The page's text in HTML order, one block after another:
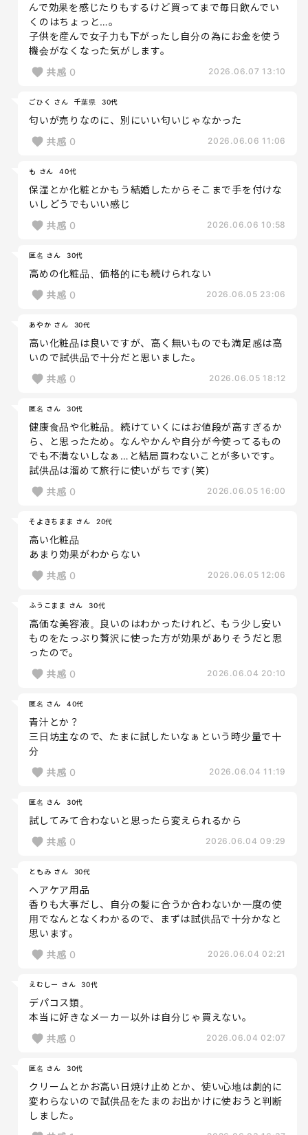
んで効果を感じたりもするけど買ってまで毎日飲んでい
くのはちょっと…。
子供を産んで女子力も下がったし自分の為にお金を使う
機会がなくなった気がします。
共感 0 2026.06.07 13:10
ごひく さん 千葉県 30代
匂いが売りなのに、別にいい匂いじゃなかった
共感 0 2026.06.06 11:06
も さん 40代
保湿とか化粧とかもう結婚したからそこまで手を付けな
いしどうでもいい感じ
共感 0 2026.06.06 10:58
匿名 さん 30代
高めの化粧品、価格的にも続けられない
共感 0 2026.06.05 23:06
あやか さん 30代
高い化粧品は良いですが、高く無いものでも満足感は高
いので試供品で十分だと思いました。
共感 0 2026.06.05 18:12
匿名 さん 30代
健康食品や化粧品。続けていくにはお値段が高すぎるか
ら、と思ったため。なんやかんや自分が今使ってるもの
でも不満ないしなぁ…と結局買わないことが多いです。
試供品は溜めて旅行に使いがちです(笑)
共感 0 2026.06.05 16:00
そよきちまま さん 20代
高い化粧品
あまり効果がわからない
共感 0 2026.06.05 12:06
ふうこまま さん 30代
高価な美容液。良いのはわかったけれど、もう少し安い
ものをたっぷり贅沢に使った方が効果がありそうだと思
ったので。
共感 0 2026.06.04 20:10
匿名 さん 40代
青汁とか？
三日坊主なので、たまに試したいなぁという時少量で十
分
共感 0 2026.06.04 11:19
匿名 さん 30代
試してみて合わないと思ったら変えられるから
共感 0 2026.06.04 09:29
ともみ さん 30代
ヘアケア用品
香りも大事だし、自分の髪に合うか合わないか一度の使
用でなんとなくわかるので、まずは試供品で十分かなと
思います。
共感 0 2026.06.04 02:21
えむしー さん 30代
デパコス類。
本当に好きなメーカー以外は自分じゃ買えない。
共感 0 2026.06.04 02:07
匿名 さん 30代
クリームとかお高い日焼け止めとか、使い心地は劇的に
変わらないので試供品をたまのお出かけに使おうと判断
しました。